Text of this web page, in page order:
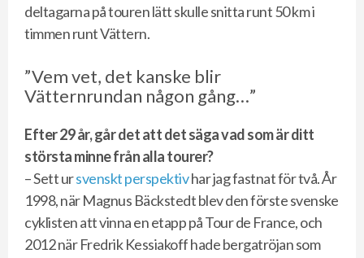
deltagarna på touren lätt skulle snitta runt 50 km i
timmen runt Vättern.
”Vem vet, det kanske blir
Vätternrundan någon gång…”
Efter 29 år, går det att det säga vad som är ditt
största minne från alla tourer?
– Sett ursvenskt perspektivhar jag fastnat för två. År
1998, när Magnus Bäckstedt blev den förste svenske
cyklisten att vinna en etapp på Tour de France, och
2012 när Fredrik Kessiakoff hade bergatröjan som